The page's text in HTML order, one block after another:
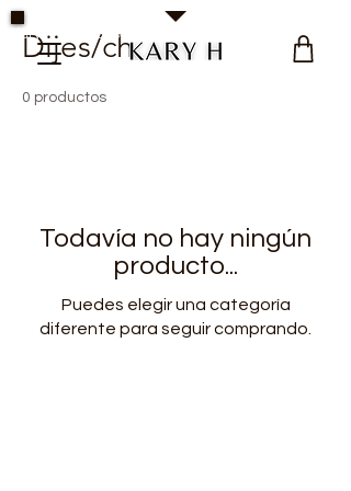
Kary H Collection Jewelry
Dijes/charms
0 productos
Todavía no hay ningún
producto...
Puedes elegir una categoría
diferente para seguir comprando.